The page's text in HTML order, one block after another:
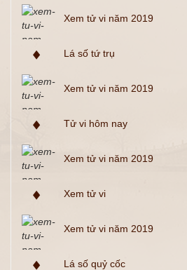
Xem tử vi năm 2019
Lá số tứ trụ
Xem tử vi năm 2019
Tử vi hôm nay
Xem tử vi năm 2019
Xem tử vi
Xem tử vi năm 2019
Lá số quỷ cốc